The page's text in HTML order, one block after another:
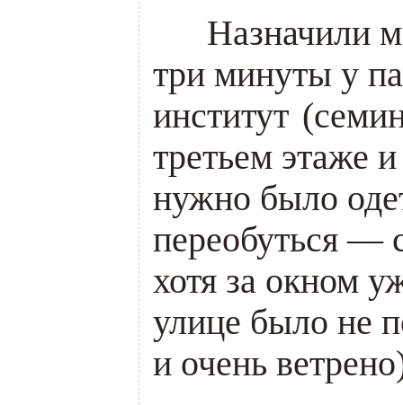
Назначили
три минуты у
институт(
третьем этаже
нужно было
переобуться —
хотя за окном
улице было не
и очень